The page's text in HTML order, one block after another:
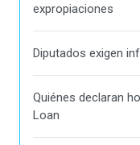
expropiaciones
Diputados exigen
Quiénes declaran
Loan